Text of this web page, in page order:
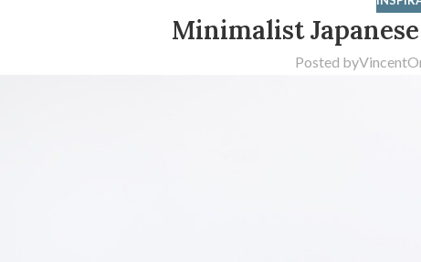
Minimalist
Posted byVincent